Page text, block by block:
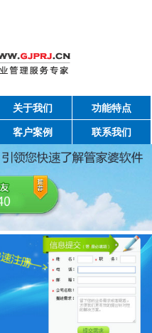
关于我们 功能特点
客户案例 联系我们